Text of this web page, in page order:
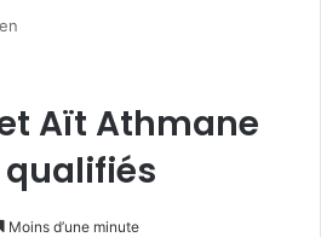
Aït Athmane
Moins d’une minute